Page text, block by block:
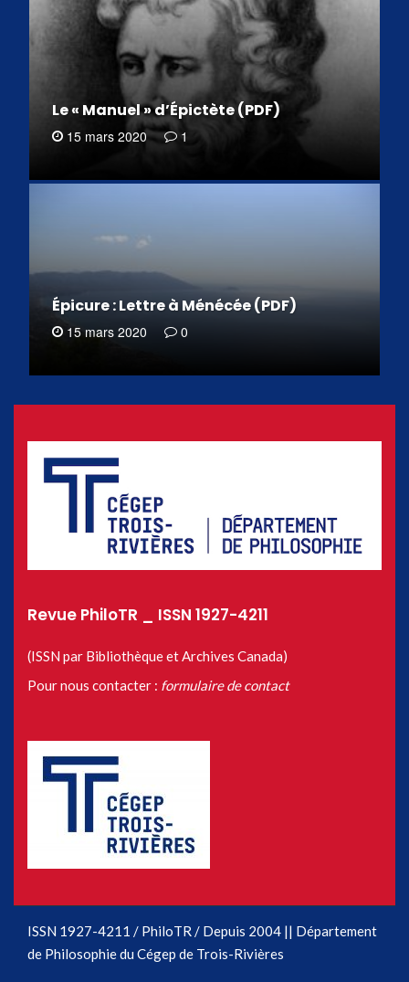
Le « Manuel » d’Épictète (PDF)
15 mars 2020 1
Épicure : Lettre à Ménécée (PDF)
15 mars 2020 0
Revue PhiloTR _ ISSN 1927-4211
(ISSN par Bibliothèque et Archives Canada)
Pour nous contacter : formulaire de contact
ISSN 1927-4211 / PhiloTR / Depuis 2004 || Département
de Philosophie du Cégep de Trois-Rivières